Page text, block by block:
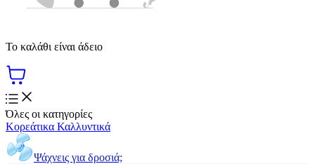
Το καλάθι είναι άδειο
Όλες οι κατηγορίες
Κορεάτικα Καλλυντικά
Ψάχνεις για δροσιά;